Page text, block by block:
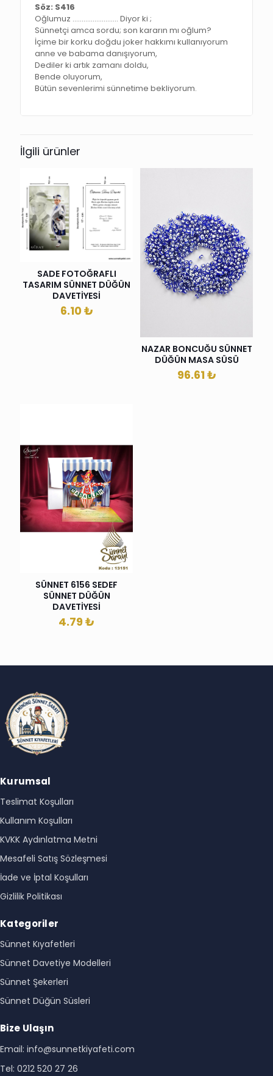
Söz: S416
Oğlumuz ……………………. Diyor ki ;
Sünnetçi amca sordu; son kararın mı oğlum?
İçime bir korku doğdu joker hakkımı kullanıyorum
anne ve babama danışıyorum,
Dediler ki artık zamanı doldu,
Bende oluyorum,
Bütün sevenlerimi sünnetime bekliyorum.
İlgili ürünler
SADE FOTOĞRAFLI
TASARIM SÜNNET DÜĞÜN
DAVETİYESİ
6.10₺
NAZAR BONCUĞU SÜNNET
DÜĞÜN MASA SÜSÜ
96.61₺
SÜNNET 6156 SEDEF
SÜNNET DÜĞÜN
DAVETİYESİ
4.79 ₺
Kurumsal
Teslimat Koşulları
Kullanım Koşulları
KVKK Aydınlatma Metni
Mesafeli Satış Sözleşmesi
İade ve İptal Koşulları
Gizlilik Politikası
Kategoriler
Sünnet Kıyafetleri
Sünnet Davetiye Modelleri
Sünnet Şekerleri
Sünnet Düğün Süsleri
Bize Ulaşın
Email: info@sunnetkiyafeti.com
Tel: 0212 520 27 26